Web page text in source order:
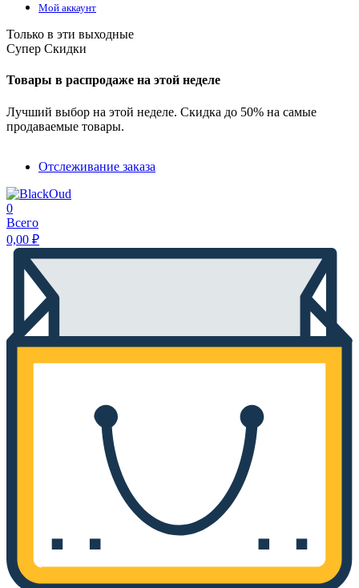
Мой аккаунт
Только в эти выходные
Супер Скидки
Товары в распродаже на этой неделе
Лучший выбор на этой неделе. Скидка до 50% на самые
продаваемые товары.
Отслеживание заказа
0
Всего
0,00 ₽